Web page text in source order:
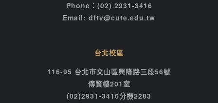
Phone：(02) 2931-3416
Email: dftv@cute.edu.tw
台北校區
116-95 台北市文山區興隆路三段56號
傳賢樓201室
(02)2931-3416分機2283